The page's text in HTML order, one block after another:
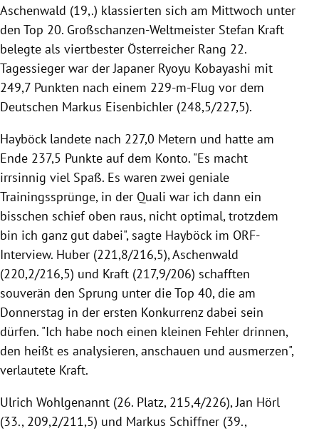
Aschenwald (19,.) klassierten sich am Mittwoch unter
den Top 20. Großschanzen-Weltmeister Stefan Kraft
belegte als viertbester Österreicher Rang 22.
Tagessieger war der Japaner Ryoyu Kobayashi mit
249,7 Punkten nach einem 229-m-Flug vor dem
Deutschen Markus Eisenbichler (248,5/227,5).
Hayböck landete nach 227,0 Metern und hatte am
Ende 237,5 Punkte auf dem Konto. "Es macht
irrsinnig viel Spaß. Es waren zwei geniale
Trainingssprünge, in der Quali war ich dann ein
bisschen schief oben raus, nicht optimal, trotzdem
bin ich ganz gut dabei", sagte Hayböck im ORF-
Interview. Huber (221,8/216,5), Aschenwald
(220,2/216,5) und Kraft (217,9/206) schafften
souverän den Sprung unter die Top 40, die am
Donnerstag in der ersten Konkurrenz dabei sein
dürfen. "Ich habe noch einen kleinen Fehler drinnen,
den heißt es analysieren, anschauen und ausmerzen",
verlautete Kraft.
Ulrich Wohlgenannt (26. Platz, 215,4/226), Jan Hörl
(33., 209,2/211,5) und Markus Schiffner (39.,